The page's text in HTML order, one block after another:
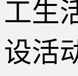
工生
设活